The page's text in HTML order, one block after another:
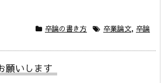
卒論の書き方 卒業論文, 卒論
願いします